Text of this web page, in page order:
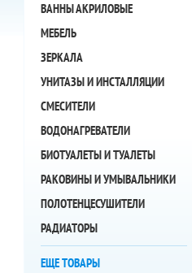
ВАННЫ АКРИЛОВЫЕ
МЕБЕЛЬ
ЗЕРКАЛА
УНИТАЗЫ И ИНСТАЛЛЯЦИИ
СМЕСИТЕЛИ
ВОДОНАГРЕВАТЕЛИ
БИОТУАЛЕТЫ И ТУАЛЕТЫ
РАКОВИНЫ И УМЫВАЛЬНИКИ
ПОЛОТЕНЦЕСУШИТЕЛИ
РАДИАТОРЫ
ЕЩЕ ТОВАРЫ